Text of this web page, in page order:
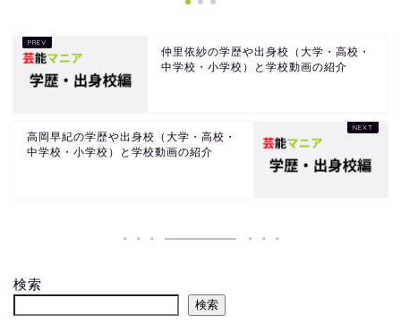
仲里依紗の学歴や出身校（大学・高校・
中学校・小学校）と学校動画の紹介
高岡早紀の学歴や出身校（大学・高校・
中学校・小学校）と学校動画の紹介
検索
検索